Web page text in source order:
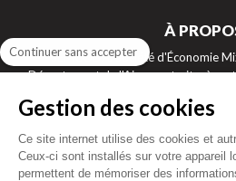
À
SEMCODA, Société d'Économie
Département de l'Ain, construit, gère
Savoie. Numéro 1 de la location sociale
SEMCODA bâti aussi des résidences
des résidences intergénérationnelles,
Continuer sans accepter
Gestion des cookies
Ce site internet utilise des cookies et
Ceux-ci sont installés sur votre appareil
permettent de mémoriser des